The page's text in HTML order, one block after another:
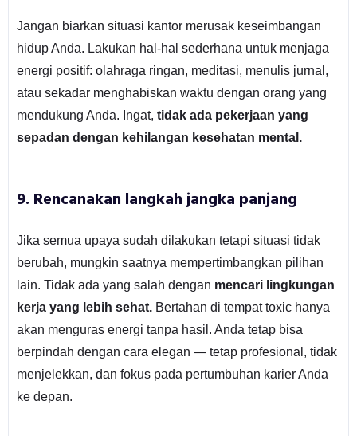
Jangan biarkan situasi kantor merusak keseimbangan
hidup Anda. Lakukan hal-hal sederhana untuk menjaga
energi positif: olahraga ringan, meditasi, menulis jurnal,
atau sekadar menghabiskan waktu dengan orang yang
mendukung Anda. Ingat, tidak ada pekerjaan yang
sepadan dengan kehilangan kesehatan mental.
9. Rencanakan langkah jangka panjang
Jika semua upaya sudah dilakukan tetapi situasi tidak
berubah, mungkin saatnya mempertimbangkan pilihan
lain. Tidak ada yang salah dengan mencari lingkungan
kerja yang lebih sehat.Bertahan di tempat toxic hanya
akan menguras energi tanpa hasil. Anda tetap bisa
berpindah dengan cara elegan — tetap profesional, tidak
menjelekkan, dan fokus pada pertumbuhan karier Anda
ke depan.